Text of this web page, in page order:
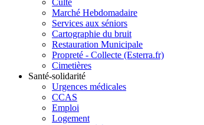
Culte
Marché Hebdomadaire
Services aux séniors
Cartographie du bruit
Restauration Municipale
Propreté - Collecte (Esterra.fr)
Cimetières
Santé-solidarité
Urgences médicales
CCAS
Emploi
Logement